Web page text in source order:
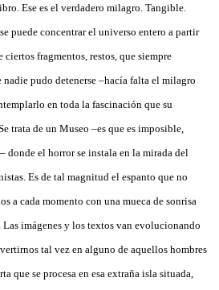
Ese es el verdadero milagro. Tangible.
puede concentrar el universo entero a partir
ciertos fragmentos, restos, que siempre
nadie pudo detenerse –hacía falta el milagro
en toda la fascinación que su
trata de un Museo –es que es imposible,
donde el horror se instala en la mirada del
Es de tal magnitud el espanto que no
a cada momento con una mueca de sonrisa
Las imágenes y los textos van evolucionando
tal vez en alguno de aquellos hombres
que se procesa en esa extraña isla situada,